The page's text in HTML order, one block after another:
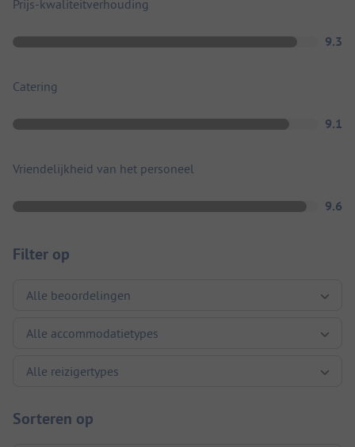
Prijs-kwaliteitverhouding
9.3
Catering
9.1
Vriendelijkheid van het personeel
9.6
Filter op
Sorteren op